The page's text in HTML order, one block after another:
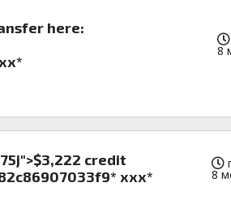
here:
8
credit
ххх*
8